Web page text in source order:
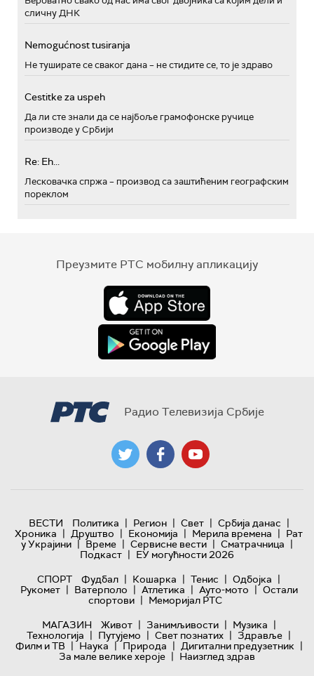
сличну ДНК
Nemogućnost tusiranja
Не туширате се сваког дана – не стидите се, то је здраво
Cestitke za uspeh
Да ли сте знали да се најбоље грамофонске ручице
производе у Србији
Re: Eh...
Лесковачка спржа – производ са заштићеним географским
пореклом
Преузмите РТС мобилну апликацију
Радио Телевизија Србије
ВЕСТИ Политика | Регион | Свет | Србија данас |
Хроника | Друштво | Економија | Мерила времена | Рат
у Украјини | Време | Сервисне вести | Сматрачница |
Подкаст | ЕУ могућности 2026
СПОРТ
Фудбал | Кошарка | Тенис | Одбојка |
Рукомет | Ватерполо | Атлетика | Ауто-мото | Остали
спортови | Меморијал РТС
МАГАЗИН
Живот | Занимљивости | Музика |
Технологијa | Путујемо | Свет познатих | Здравље |
Филм и ТВ | Наука | Природа | Дигитални предузетник |
За мале велике хероје | Наизглед здрав